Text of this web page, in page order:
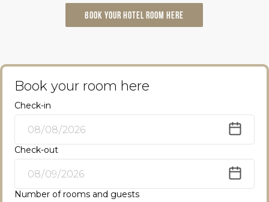
Book your hotel room here
Book your room here
Check-in
Check-out
Number of rooms and guests